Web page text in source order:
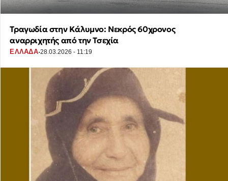
Τραγωδία στην Κάλυμνο: Νεκρός 60χρονος
αναρριχητής από την Τσεχία
ΕΛΛΑΔΑ·28.03.2026 - 11:19